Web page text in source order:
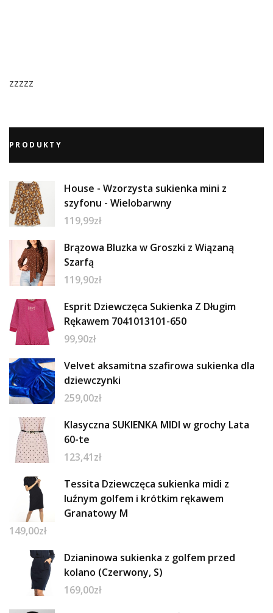
zzzzz
PRODUKTY
House - Wzorzysta sukienka mini z
szyfonu - Wielobarwny
119,99zł
Brązowa Bluzka w Groszki z Wiązaną
Szarfą
119,90zł
Esprit Dziewczęca Sukienka Z Długim
Rękawem 7041013101-650
99,90zł
Velvet aksamitna szafirowa sukienka dla
dziewczynki
259,00zł
Klasyczna SUKIENKA MIDI w grochy Lata
60-te
123,41zł
Tessita Dziewczęca sukienka midi z
luźnym golfem i krótkim rękawem
Granatowy M
149,00zł
Dzianinowa sukienka z golfem przed
kolano (Czerwony, S)
169,00zł